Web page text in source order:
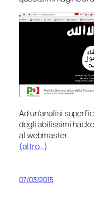
Ad un’analisi
degli abilissimi
al webmaster.
(altro…)
07/03/2015